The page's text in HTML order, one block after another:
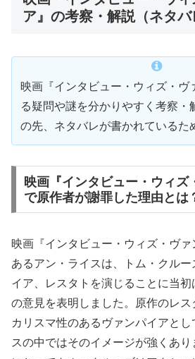
ア』の考察・解説（ネタバ
映画『インタビュー・ウィズ・ヴ
る疑問や謎を分かりやすく考察・
の先、ネタバレが書かれているた
映画『インタビュー・ウィズ
で原作者が謝罪した理由とは
映画『インタビュー・ウィズ・ヴ
あるアン・ライスは、トム・クル
イア、レスタトを演じることに当
の意見を表明しました。原作のレ
カリスマ性のあるヴァンパイアと
スの中ではそのイメージが強くあ